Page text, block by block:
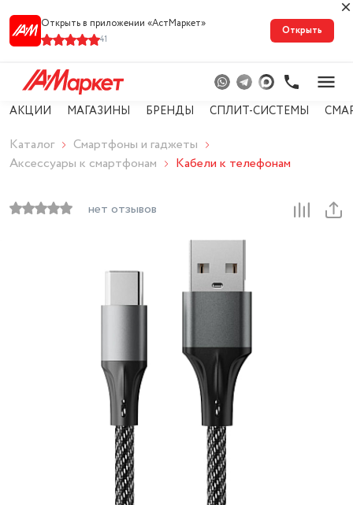
Открыть в приложении «АстМарке‪т‬»
41
Открыть
АКЦИИ МАГАЗИНЫ БРЕНДЫ СПЛИТ-СИСТЕМЫ
Каталог
Смартфоны и гаджеты
Аксессуары к смартфонам
Кабели к телефонам
нет отзывов